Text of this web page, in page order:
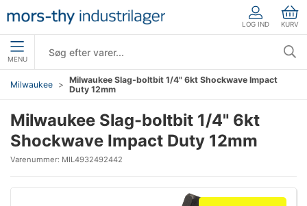
LOG IND KURV
MENU
Milwaukee
Milwaukee Slag-boltbit 1/4" 6kt Shockwave Impact
Duty 12mm
Milwaukee Slag-boltbit 1/4" 6kt
Shockwave Impact Duty 12mm
Varenummer: MIL4932492442